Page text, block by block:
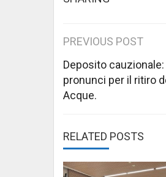
Post
navigation
PREVIOUS POST
Deposito
pronunci per il ritiro
Acque.
RELATED POSTS